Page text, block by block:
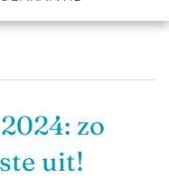
zo
uit!